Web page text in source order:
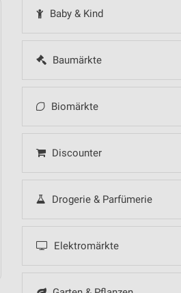
Baby & Kind
Baumärkte
Biomärkte
Discounter
Drogerie & Parfümerie
Elektromärkte